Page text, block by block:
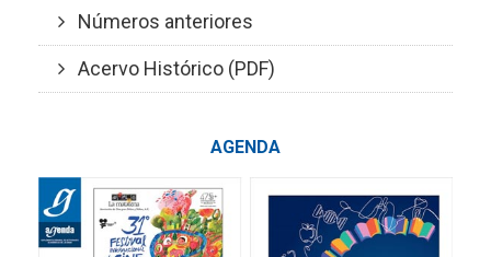
Números anteriores
Acervo Histórico (PDF)
AGENDA